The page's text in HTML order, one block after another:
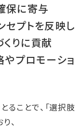
保に寄与
セプトを反映し
りに貢献
プロモーショ
ることで、「選択肢
、